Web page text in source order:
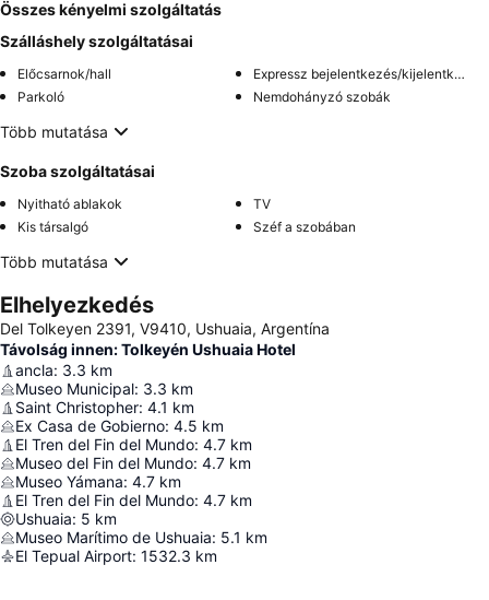
Összes kényelmi szolgáltatás
Szálláshely szolgáltatásai
Előcsarnok/hall
Expressz bejelentkezés/kijelentkezés
Parkoló
Nemdohányzó szobák
Több mutatása
Szoba szolgáltatásai
Nyitható ablakok
TV
Kis társalgó
Széf a szobában
Több mutatása
Elhelyezkedés
Del Tolkeyen 2391, V9410, Ushuaia, Argentína
Távolság innen: Tolkeyén Ushuaia Hotel
ancla: 3.3 km
Museo Municipal: 3.3 km
Saint Christopher: 4.1 km
Ex Casa de Gobierno: 4.5 km
El Tren del Fin del Mundo: 4.7 km
Museo del Fin del Mundo: 4.7 km
Museo Yámana: 4.7 km
El Tren del Fin del Mundo: 4.7 km
Ushuaia: 5 km
Museo Marítimo de Ushuaia: 5.1 km
El Tepual Airport: 1532.3 km